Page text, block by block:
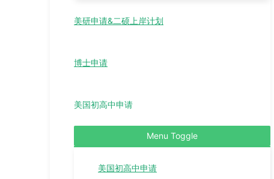
美研申请&二硕上岸计划
博士申请
美国初高中申请
Menu Toggle
美国初高中申请